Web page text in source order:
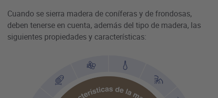
Cuando se sierra madera de coníferas y de frondosas,
deben tenerse en cuenta, además del tipo de madera, las
siguientes propiedades y características: